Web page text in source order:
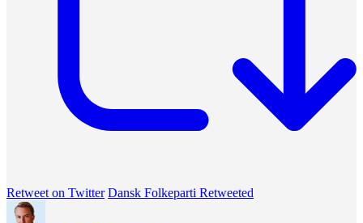
Retweet on Twitter Dansk Folkeparti Retweeted